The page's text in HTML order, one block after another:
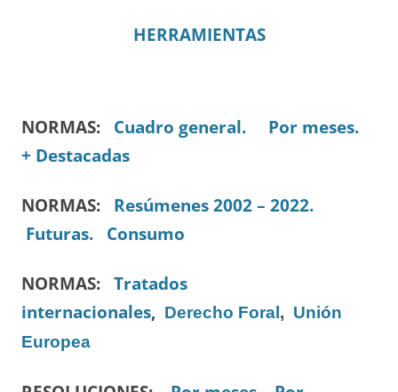
HERRAMIENTAS
NORMAS: Cuadro general.
Por meses.
+ Destacadas
NORMAS: Resúmenes 2002 – 2022.
Futuras.
Consumo
NORMAS: Tratados
internacionales, Derecho Foral, Unión
Europea